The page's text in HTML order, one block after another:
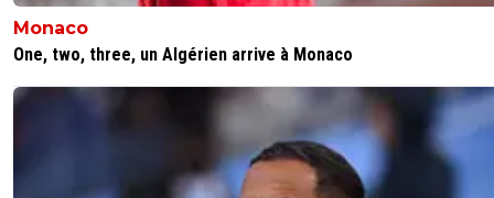
Monaco
One, two, three, un Algérien arrive à Monaco